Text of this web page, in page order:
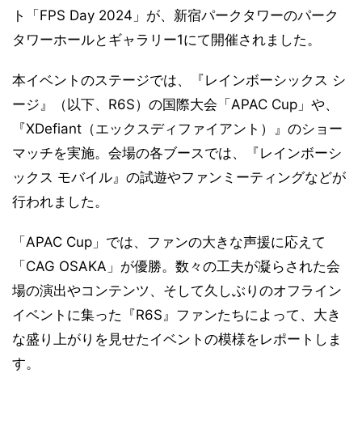
ト「FPS Day 2024」が、新宿パークタワーのパーク
タワーホールとギャラリー1にて開催されました。
本イベントのステージでは、『レインボーシックス シ
ージ』（以下、R6S）の国際大会「APAC Cup」や、
『XDefiant（エックスディファイアント）』のショー
マッチを実施。会場の各ブースでは、『レインボーシ
ックス モバイル』の試遊やファンミーティングなどが
行われました。
「APAC Cup」では、ファンの大きな声援に応えて
「CAG OSAKA」が優勝。数々の工夫が凝らされた会
場の演出やコンテンツ、そして久しぶりのオフライン
イベントに集った『R6S』ファンたちによって、大き
な盛り上がりを見せたイベントの模様をレポートしま
す。